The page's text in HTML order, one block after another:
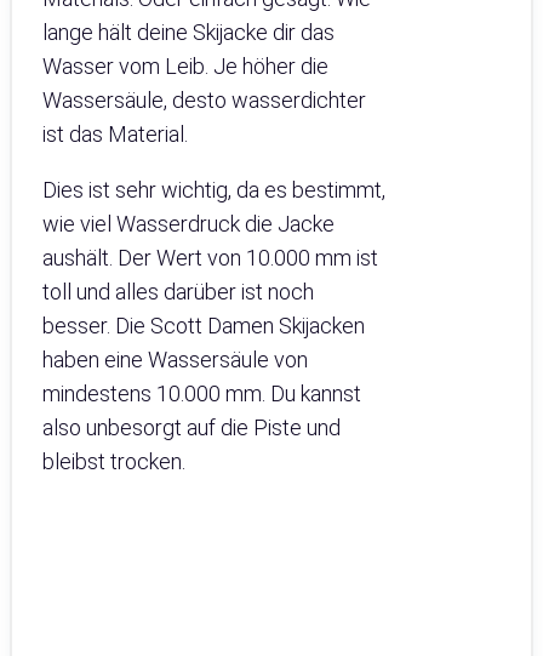
lange hält deine Skijacke dir das
Wasser vom Leib. Je höher die
Wassersäule, desto wasserdichter
ist das Material.
Dies ist sehr wichtig, da es bestimmt,
wie viel Wasserdruck die Jacke
aushält. Der Wert von 10.000 mm ist
toll und alles darüber ist noch
besser. Die Scott Damen Skijacken
haben eine Wassersäule von
mindestens 10.000 mm. Du kannst
also unbesorgt auf die Piste und
bleibst trocken.